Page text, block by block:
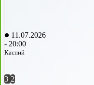
11.07.2026
- 20:00
Каспий
3 2